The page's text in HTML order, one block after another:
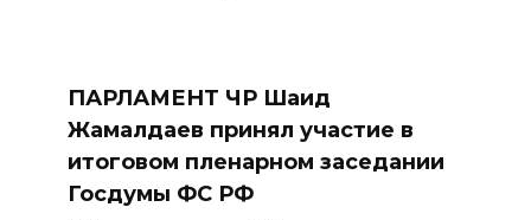
ПАРЛАМЕНТ ЧР Шаид
Жамалдаев принял участие в
итоговом пленарном заседании
Госдумы ФС РФ